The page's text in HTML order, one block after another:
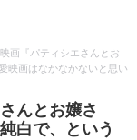
画『パティシエさんとお
映画はなかなかないと思い
んとお嬢さ
白で、という